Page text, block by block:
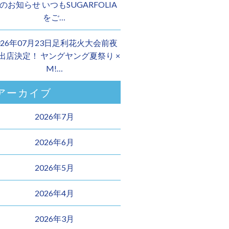
お知らせ いつもSUGARFOLIA
をご…
年07月23日足利花火大会前夜
店決定！ ヤングヤング夏祭り ×
M!…
ーカイブ
2026年7月
2026年6月
2026年5月
2026年4月
2026年3月